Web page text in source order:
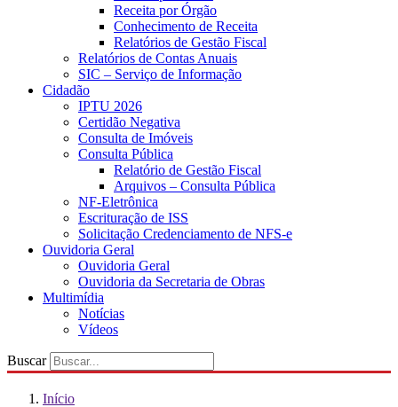
Receita por Órgão
Conhecimento de Receita
Relatórios de Gestão Fiscal
Relatórios de Contas Anuais
SIC – Serviço de Informação
Cidadão
IPTU 2026
Certidão Negativa
Consulta de Imóveis
Consulta Pública
Relatório de Gestão Fiscal
Arquivos – Consulta Pública
NF-Eletrônica
Escrituração de ISS
Solicitação Credenciamento de NFS-e
Ouvidoria Geral
Ouvidoria Geral
Ouvidoria da Secretaria de Obras
Multimídia
Notícias
Vídeos
Buscar
Início